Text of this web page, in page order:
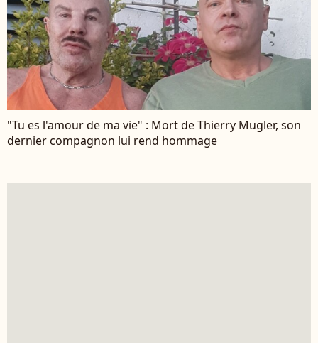
"Tu es l'amour de ma vie" : Mort de Thierry Mugler, son
dernier compagnon lui rend hommage